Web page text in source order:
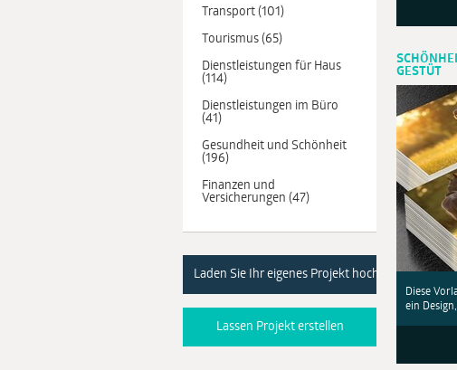
Transport (101)
Tourismus (65)
Dienstleistungen für Haus
(114)
Dienstleistungen im Büro
(41)
Gesundheit und Schönheit
(196)
Finanzen und
Versicherungen (47)
Laden Sie Ihr eigenes Projekt hoch
Lassen Projekt erstellen
GESTÜT
Diese
ein